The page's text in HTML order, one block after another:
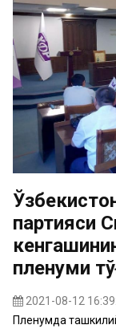
партияси
пленуми
2021-08-12
Пленумда